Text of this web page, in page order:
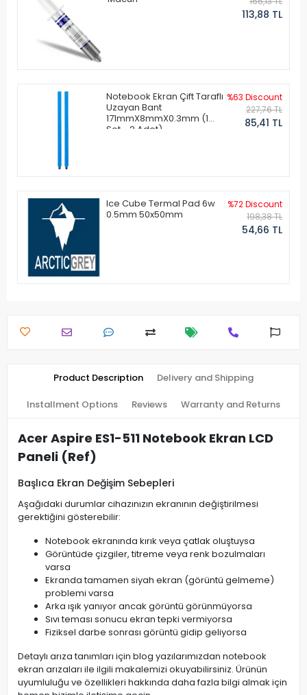
113,88 TL
Notebook Ekran Çift Taraflı
Uzayan Bant
171mmX8mmX0.3mm (1
Set - 2 Adet)
%63 Discount
227,76 TL
85,41 TL
Ice Cube Termal Pad 6w
0.5mm 50x50mm
%72 Discount
198,38 TL
54,66 TL
Product Description Delivery and Shipping
Installment Options Reviews Warranty and Returns
Acer Aspire ES1-511 Notebook Ekran LCD
Paneli (Ref)
Başlıca Ekran Değişim Sebepleri
Aşağıdaki durumlar cihazınızın ekranının değiştirilmesi
gerektiğini gösterebilir:
Notebook ekranında kırık veya çatlak oluştuysa
Görüntüde çizgiler, titreme veya renk bozulmaları
varsa
Ekranda tamamen siyah ekran (görüntü gelmeme)
problemi varsa
Arka ışık yanıyor ancak görüntü görünmüyorsa
Sıvı teması sonucu ekran tepki vermiyorsa
Fiziksel darbe sonrası görüntü gidip geliyorsa
Detaylı arıza tanımları için blog yazılarımızdan notebook
ekran arızaları ile ilgili makalemizi okuyabilirsiniz. Ürünün
uyumluluğu ve özellikleri hakkında daha fazla bilgi almak için